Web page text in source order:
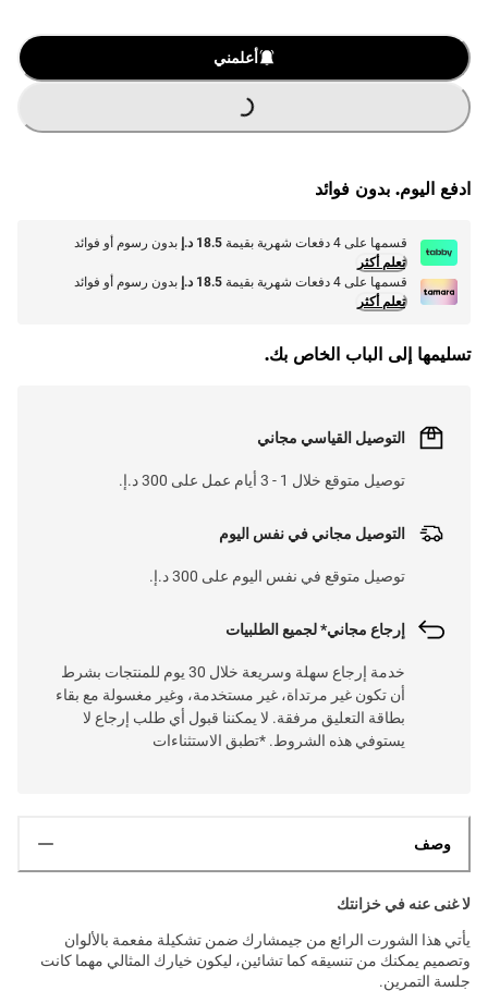
أعلمني
G
.
ادفع اليوم. بدون فوائد
قسمها على 4 دفعات شهرية بقيمة 18.5 د.إ
بدون رسوم أو فوائد
تعلم أكثر
قسمها على 4 دفعات شهرية بقيمة
18.5 د.إ
بدون رسوم أو فوائد
تعلم أكثر
تسليمها إلى الباب الخاص بك.
التوصيل القياسي مجاني
توصيل متوقع خلال 1 - 3 أيام عمل على 300 د.إ.
التوصيل مجاني في نفس اليوم
توصيل متوقع في نفس اليوم على 300 د.إ.
إرجاع مجاني* لجميع الطلبيات
خدمة إرجاع سهلة وسريعة خلال 30 يوم للمنتجات بشرط
أن تكون غير مرتداة، غير مستخدمة، وغير مغسولة مع بقاء
بطاقة التعليق مرفقة. لا يمكننا قبول أي طلب إرجاع لا
يستوفي هذه الشروط. *تطبق الاستثناءات
وصف
لا غنى عنه في خزانتك
يأتي هذا الشورت الرائع من جيمشارك ضمن تشكيلة مفعمة بالألوان
وتصميم يمكنك من تنسيقه كما تشائين، ليكون خيارك المثالي مهما كانت
جلسة التمرين.